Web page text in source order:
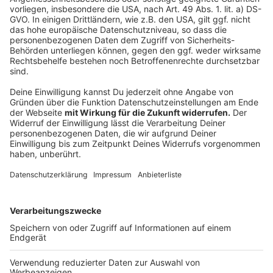
Wir verwenden einen Service eines
Drittanbieters, um Videoinhalte
einzubetten. Dieser Service kann
Daten zu Ihren Aktivitäten
Details durch und stimmen Sie der
Nutzung des Service zu, um dieses
Video anzusehen.
Mehr Informationen
Akzeptieren
Management Platform
Sasha - 9 Lives (Official Video)